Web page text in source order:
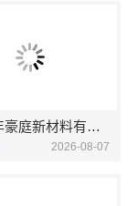
苏州百年豪庭新材料有限公司 靠谱家装拎包入住
2026-08-07